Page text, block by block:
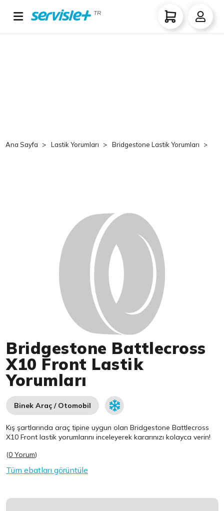
TR
Ana Sayfa Lastik Yorumları Bridgestone Lastik Yorumları
Bridgestone Battlecross
X10 Front Lastik
Yorumları
Binek Araç / Otomobil
Kış şartlarında araç tipine uygun olanBridgestone Battlecross
X10 Front lastik yorumlarını inceleyerek kararınızı kolayca verin!
(0 Yorum)
Tüm ebatları görüntüle